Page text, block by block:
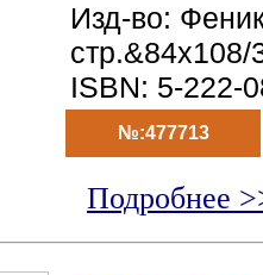
Изд-во:
ISBN: 5-222-
№:477713
Подробнее